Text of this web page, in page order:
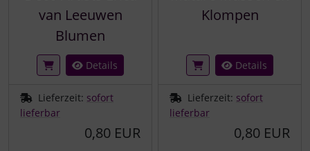
van Leeuwen
Blumen
Details
Lieferzeit: sofort
lieferbar
0,80 EUR
Klompen
Details
Lieferzeit: sofort
lieferbar
0,80 EUR